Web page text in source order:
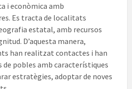
i econòmica amb
Es tracta de localitats
estatal, amb recursos
D’aquesta manera,
han realitzat contactes i han
pobles amb característiques
estratègies, adoptar de noves